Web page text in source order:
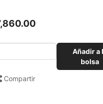
Añadir a
bolsa
Compartir